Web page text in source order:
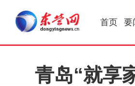
首页 要
青岛“就享